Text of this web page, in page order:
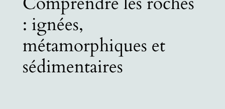
: ignées,
métamorphiques et
sédimentaires